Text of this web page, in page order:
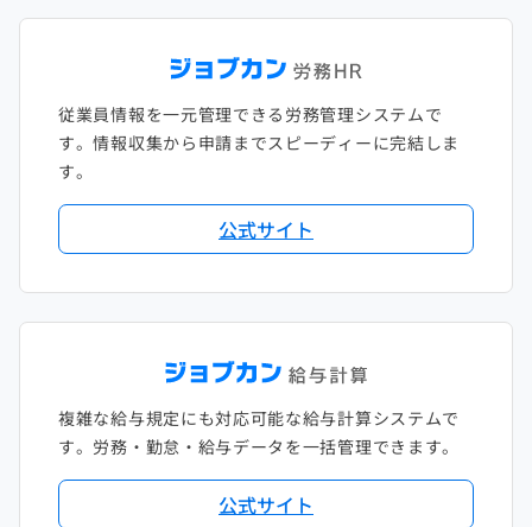
従業員情報を一元管理できる労務管理システムで
す。情報収集から申請までスピーディーに完結しま
す。
公式サイト
複雑な給与規定にも対応可能な給与計算システムで
す。労務・勤怠・給与データを一括管理できます。
公式サイト